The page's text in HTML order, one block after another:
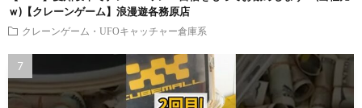
ｗ)【クレーンゲーム】浪漫遊各務原店
クレーンゲーム・UFOキャッチャー倉庫系